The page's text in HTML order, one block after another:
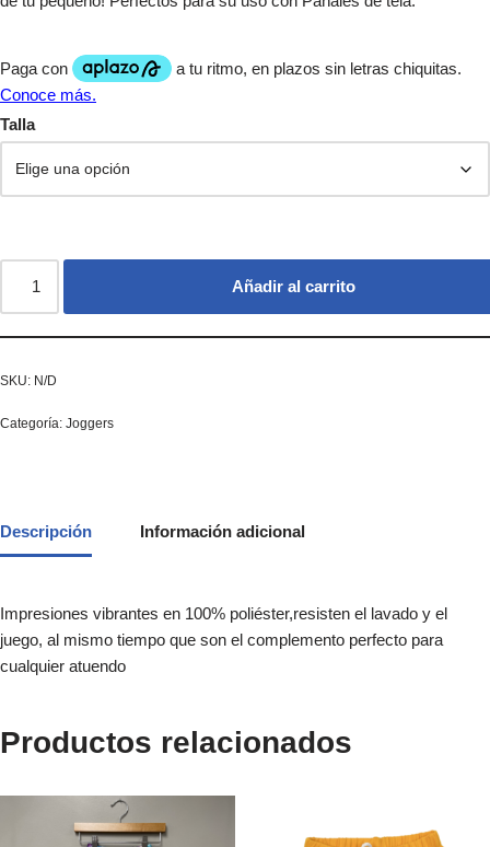
Talla
Añadir al carrito
SKU: N/D
Categoría: Joggers
Descripción Información adicional
Impresiones vibrantes en 100% poliéster,resisten el lavado y el
juego, al mismo tiempo que son el complemento perfecto para
cualquier atuendo
Productos relacionados